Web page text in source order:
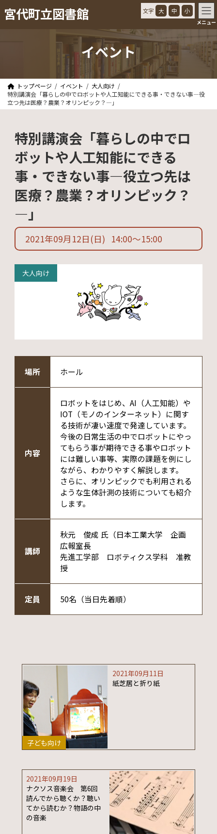
ン
ビ宮代町立図書館 文字 大 中 小
メニュー
イベント
トップページ イベント
大人向け
特別講演会「暮らしの中でロボットや人工知能にできる事・できない事―役
立つ先は医療？農業？オリンピック？―」
特別講演会「暮らしの中でロ
ボットや人工知能にできる
事・できない事―役立つ先は
医療？農業？オリンピック？
―」
2021年09月12日 (日) 14:00〜15:00
大人向け
場所 ホール
内容
ロボットをはじめ、AI（人工知能）や
IOT（モノのインターネット）に関す
る技術が凄い速度で発達しています。
今後の日常生活の中でロボットにやっ
てもらう事が期待できる事やロボット
には難しい事等、実際の課題を例にし
ながら、わかりやすく解説します。
さらに、オリンピックでも利用される
ような生体計測の技術についても紹介
します。
講師
秋元 俊成 氏（日本工業大学 企画
広報室長
先進工学部 ロボティクス学科 准教
授
定員 50名（当日先着順）
子ども向け
2021年09月11日
紙芝居と折り紙
2021年09月19日
ナクソス音楽会 第6回
読んでから聴くか？聴い
てから読むか？物語の中
の音楽